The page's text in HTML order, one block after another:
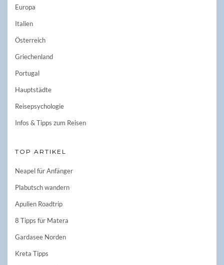
Europa
Italien
Österreich
Griechenland
Portugal
Hauptstädte
Reisepsychologie
Infos & Tipps zum Reisen
TOP ARTIKEL
Neapel für Anfänger
Plabutsch wandern
Apulien Roadtrip
8 Tipps für Matera
Gardasee Norden
Kreta Tipps